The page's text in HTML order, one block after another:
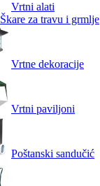
Vrtni alati
Škare za travu i grmlje
Vrtne dekoracije
Vrtni paviljoni
Poštanski sandučić